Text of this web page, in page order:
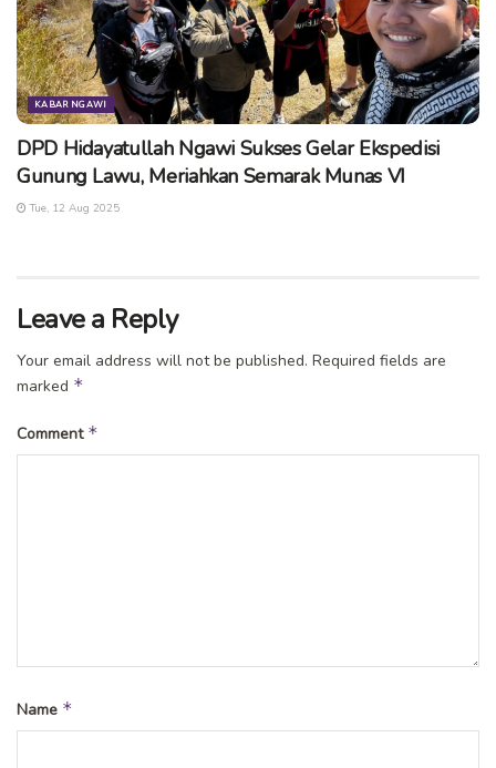
KABAR NGAWI
DPD Hidayatullah Ngawi Sukses Gelar Ekspedisi
Gunung Lawu, Meriahkan Semarak Munas VI
Tue, 12 Aug 2025
Leave a Reply
Your email address will not be published. Required fields are
marked *
Comment *
Name *